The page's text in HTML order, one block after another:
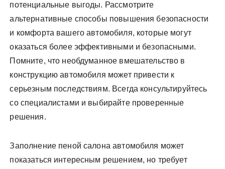
потенциальные выгоды. Рассмотрите
альтернативные способы повышения безопасности
и комфорта вашего автомобиля, которые могут
оказаться более эффективными и безопасными.
Помните, что необдуманное вмешательство в
конструкцию автомобиля может привести к
серьезным последствиям. Всегда консультируйтесь
со специалистами и выбирайте проверенные
решения.
Заполнение пеной салона автомобиля может
показаться интересным решением, но требует